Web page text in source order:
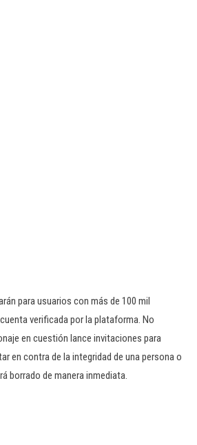
para usuarios con más de 100 mil
verificada por la plataforma. No
en cuestión lance invitaciones para
en contra de la integridad de una persona o
borrado de manera inmediata.